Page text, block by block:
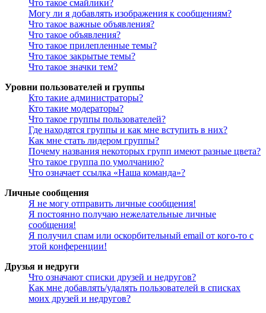
Что такое смайлики?
Могу ли я добавлять изображения к сообщениям?
Что такое важные объявления?
Что такое объявления?
Что такое прилепленные темы?
Что такое закрытые темы?
Что такое значки тем?
Уровни пользователей и группы
Кто такие администраторы?
Кто такие модераторы?
Что такое группы пользователей?
Где находятся группы и как мне вступить в них?
Как мне стать лидером группы?
Почему названия некоторых групп имеют разные цвета?
Что такое группа по умолчанию?
Что означает ссылка «Наша команда»?
Личные сообщения
Я не могу отправить личные сообщения!
Я постоянно получаю нежелательные личные
сообщения!
Я получил спам или оскорбительный email от кого-то с
этой конференции!
Друзья и недруги
Что означают списки друзей и недругов?
Как мне добавлять/удалять пользователей в списках
моих друзей и недругов?